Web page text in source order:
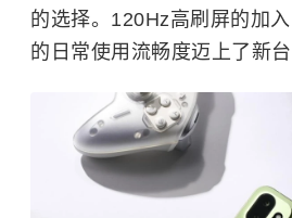
的选择。120Hz高刷屏的加
的日常使用流畅度迈上了新台